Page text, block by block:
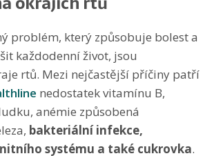
problém, který způsobuje bolest a
každodenní život, jsou
rtů. Mezi nejčastější příčiny patří
nedostatek vitamínu B,
anémie způsobená
bakteriální infekce,
systému a také cukrovka.